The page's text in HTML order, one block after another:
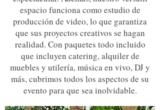
espacio funciona como estudio de
producción de video, lo que garantiza
que sus proyectos creativos se hagan
realidad. Con paquetes todo incluido
que incluyen catering, alquiler de
muebles y utilería, música en vivo, DJ y
más, cubrimos todos los aspectos de su
evento para que sea inolvidable.